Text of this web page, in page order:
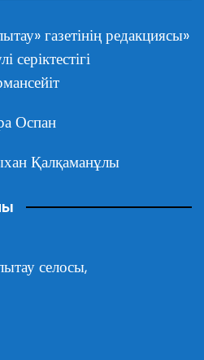
газетінің редакциясы»
серіктестігі
Оспан
Қалқаманұлы
селосы,